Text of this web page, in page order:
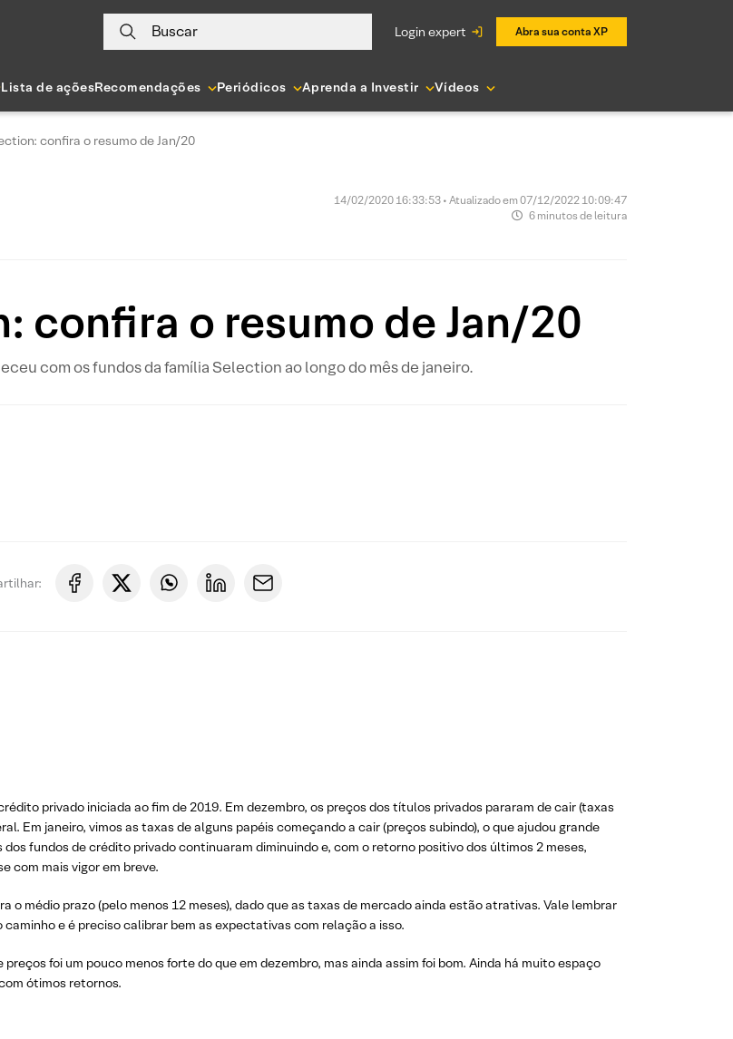
Buscar login expert Abra sua conta XP
Lista de açõesRecomendações Periódicos Aprenda a Investir Vídeos
confira o resumo de Jan/20
14/02/2020 16:33:53 • Atualizado em 07/12/2022 10:09:47
6 minutos de leitura
confira o resumo de Jan/20
com os fundos da família Selection ao longo do mês de janeiro.
privado iniciada ao fim de 2019. Em dezembro, os preços dos títulos privados pararam de cair (taxas
Em janeiro, vimos as taxas de alguns papéis começando a cair (preços subindo), o que ajudou grande
fundos de crédito privado continuaram diminuindo e, com o retorno positivo dos últimos 2 meses,
com mais vigor em breve.
médio prazo (pelo menos 12 meses), dado que as taxas de mercado ainda estão atrativas. Vale lembrar
e é preciso calibrar bem as expectativas com relação a isso.
foi um pouco menos forte do que em dezembro, mas ainda assim foi bom. Ainda há muito espaço
ótimos retornos.